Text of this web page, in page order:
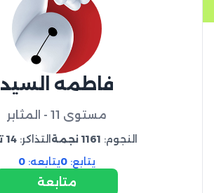
فاطمه السيد
مستوى 11 - المثابر
النجوم: 1161 نجمة التذاكر: 14 تذكرة
يتابع: 0يتابعه: 0
متابعة